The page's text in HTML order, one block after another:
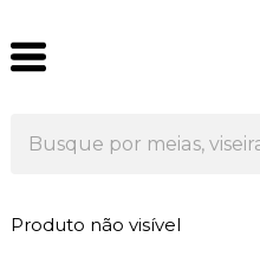
Produto não visível